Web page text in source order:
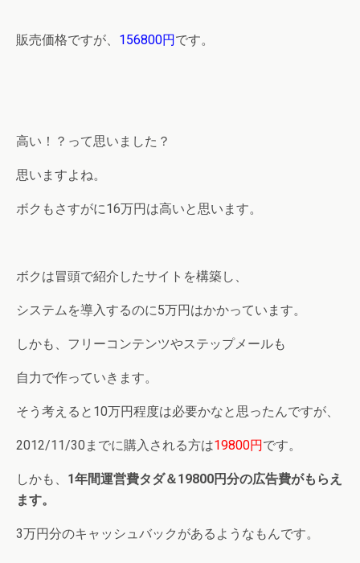
販売価格ですが、 156800円です。
高い！？って思いました？
思いますよね。
ボクもさすがに16万円は高いと思います。
ボクは冒頭で紹介したサイトを構築し、
システムを導入するのに5万円はかかっています。
しかも、フリーコンテンツやステップメールも
自力で作っていきます。
そう考えると10万円程度は必要かなと思ったんですが、
2012/11/30までに購入される方は19800円です。
しかも、 1年間運営費タダ＆19800円分の広告費がもらえ
ます。
3万円分のキャッシュバックがあるようなもんです。